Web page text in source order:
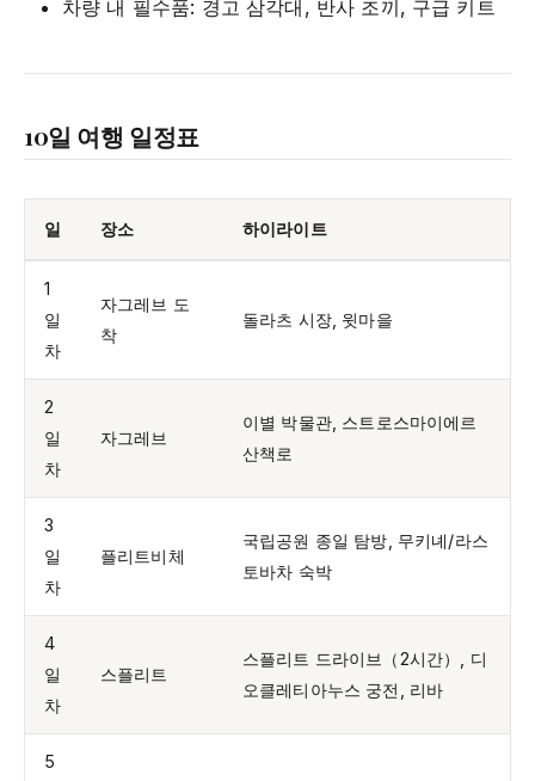
차량 내 필수품: 경고 삼각대, 반사 조끼, 구급 키트
10일 여행 일정표
일 장소 하이라이트
1
일
차
자그레브 도
착
돌라츠 시장, 윗마을
2
일
차
자그레브
이별 박물관, 스트로스마이에르
산책로
3
일
차
플리트비체
국립공원 종일 탐방, 무키녜/라스
토바차 숙박
4
일
차
스플리트
스플리트 드라이브（2시간）, 디
오클레티아누스 궁전, 리바
5